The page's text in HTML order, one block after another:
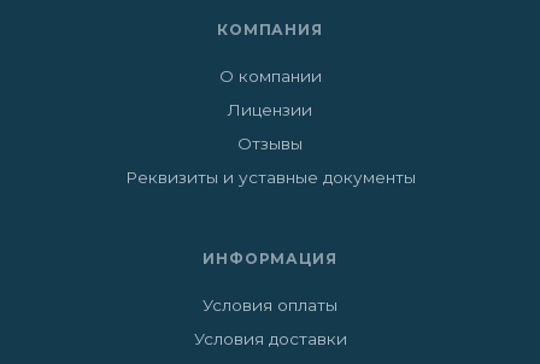
КОМПАНИЯ
О компании
Лицензии
Отзывы
Реквизиты и уставные документы
ИНФОРМАЦИЯ
Условия оплаты
Условия доставки